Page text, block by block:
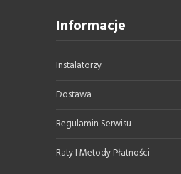
Informacje
Instalatorzy
Dostawa
Regulamin Serwisu
Raty I Metody Płatności